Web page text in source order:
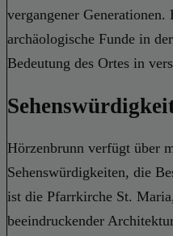
vergangener
archäologische Funde in
Bedeutung des Ortes in
Hörzenbrunn verfügt über
Sehenswürdigkeiten, die
ist die Pfarrkirche St.
beeindruckender